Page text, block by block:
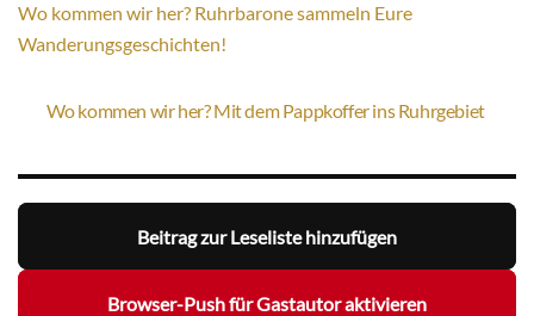
Wo kommen wir her? Ruhrbarone sammeln Eure
Wanderungsgeschichten!
Wo kommen wir her? Mit dem Pappkoffer ins Ruhrgebiet
Beitrag zur Leseliste hinzufügen
Browser-Push für Gastautor aktivieren